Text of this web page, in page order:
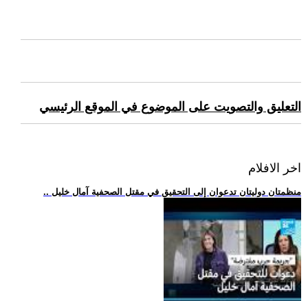
التعليق والتصويت على الموضوع في الموقع الرئيسي
اخر الافلام
.. منظمتان دوليتان تدعوان إلى التحقيق في مقتل الصحفية آمال خليل